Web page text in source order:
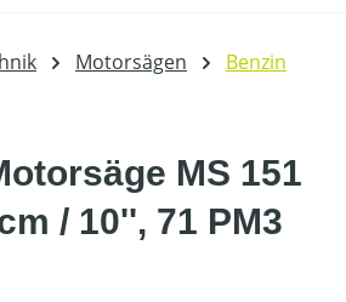
Motorsägen Benzin
MS 151
/ 10'', 71 PM3